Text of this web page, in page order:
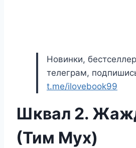
Новинки,
телеграм,
t.me/ilovebook99
Шквал 2.
(Тим Мух)